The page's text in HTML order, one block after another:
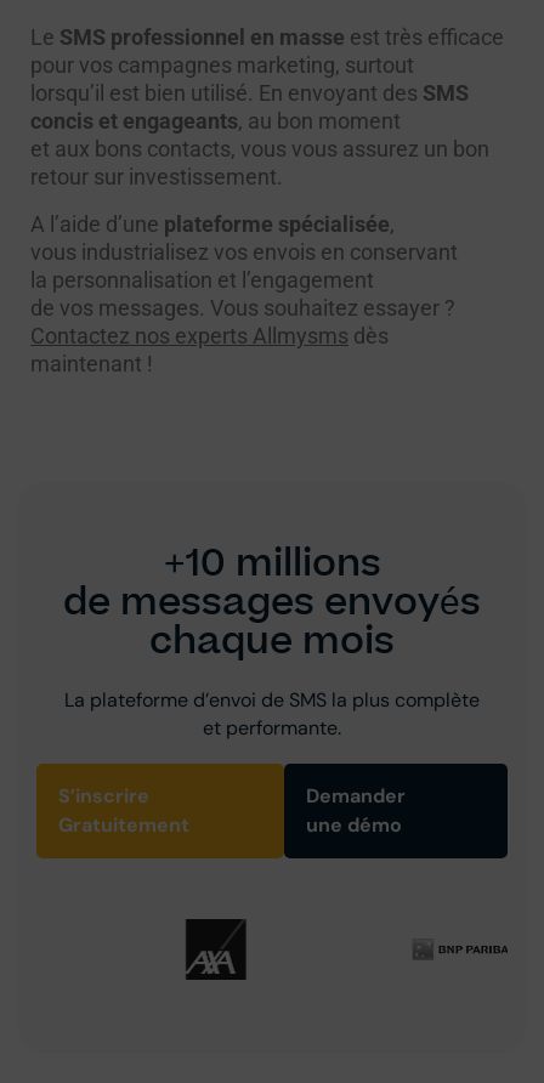
Le SMS professionnel en masse est très efficace
pour vos campagnes marketing, surtout
lorsqu’il est bien utilisé. En envoyant des SMS
concis et engageants, au bon moment
et aux bons contacts, vous vous assurez un bon
retour sur investissement.
A l’aide d’une plateforme spécialisée,
vous industrialisez vos envois en conservant
la personnalisation et l’engagement
de vos messages. Vous souhaitez essayer ?
Contactez nos experts Allmysms dès
maintenant !
+10 millions
de messages envoyés
chaque mois
La plateforme d’envoi de SMS la plus complète
et performante.
S’inscrire
Gratuitement
Demander
une démo